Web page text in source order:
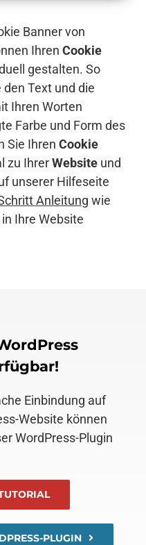
Banner von
Ihren Cookie
gestalten. So
Text und die
Ihren Worten
Farbe und Form des
Sie Ihren Cookie
zu IhrerWebsite und
unserer Hilfeseite
Anleitung wie
Ihre Website
Einbindung auf
Website können
WordPress-Plugin
PLUGIN